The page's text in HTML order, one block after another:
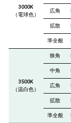
3000K
（電球色）
広角
拡散
準全般
3500K
（温白色）
狭角
中角
広角
拡散
準全般